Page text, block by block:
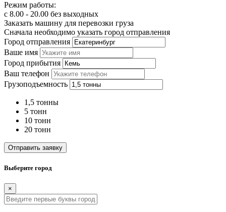
Режим работы:
с 8.00 - 20.00 без выходных
Заказать машину для перевозки груза
Сначала необходимо указать город отправления
Город отправления
Ваше имя
Город прибытия
Ваш телефон
Грузоподъемность
1,5 тонны
5 тонн
10 тонн
20 тонн
Отправить заявку
Выберите город
×